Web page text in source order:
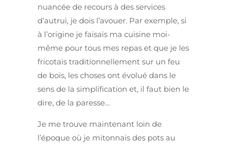
nuancée de recours à des services
d’autrui, je dois l’avouer. Par exemple, si
à l’origine je faisais ma cuisine moi-
même pour tous mes repas et que je les
fricotais traditionnellement sur un feu
de bois, les choses ont évolué dans le
sens de la simplification et, il faut bien le
dire, de la paresse…
Je me trouve maintenant loin de
l’époque où je mitonnais des pots au